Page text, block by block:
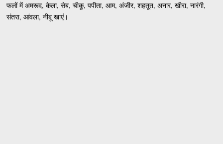
फलों में अमरूद, केला, सेब, चीकू, पपीता, आम, अंजीर, शहतूत, अनार, खीरा, नारंगी,
संतरा, आंवला, नीबू खाएं।